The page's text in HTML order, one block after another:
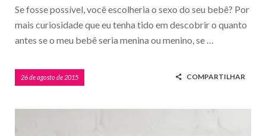
Se fosse possível, você escolheria o sexo do seu bebê? Por
mais curiosidade que eu tenha tido em descobrir o quanto
antes se o meu bebê seria menina ou menino, se …
26 de agosto de 2015 COMPARTILHAR